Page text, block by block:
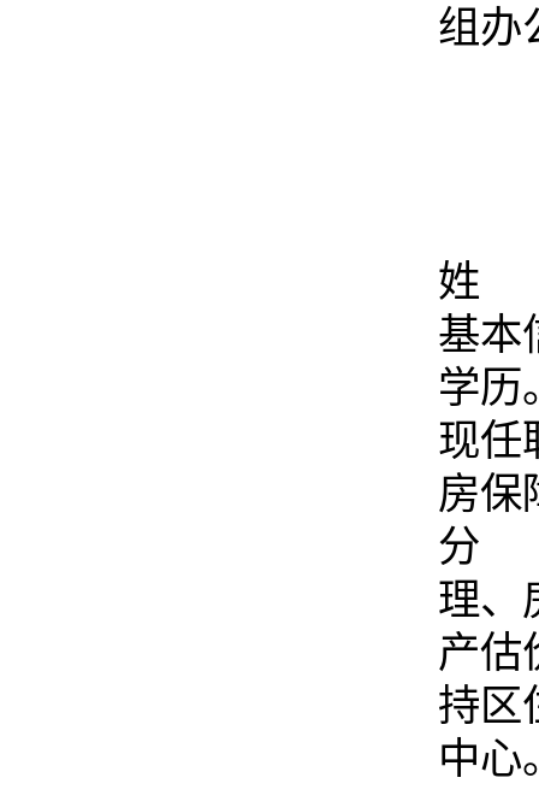
组办
姓
基本
学历
现任
房保
分
理、
产估
持区
中心